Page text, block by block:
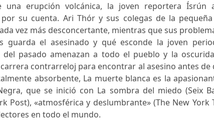
una erupción volcánica, la joven reportera Ísrún
su cuenta. Ari Thór y sus colegas de la
vez más desconcertante, mientras que sus
guarda el asesinado y qué esconde la joven
pasado amenazan a todo el pueblo y la
contrarreloj para encontrar al asesino antes de
absorbente, La muerte blanca es la
que se inició con La sombra del miedo (Seix
Post), «atmosférica y deslumbrante» (The New York
en todo el mundo.